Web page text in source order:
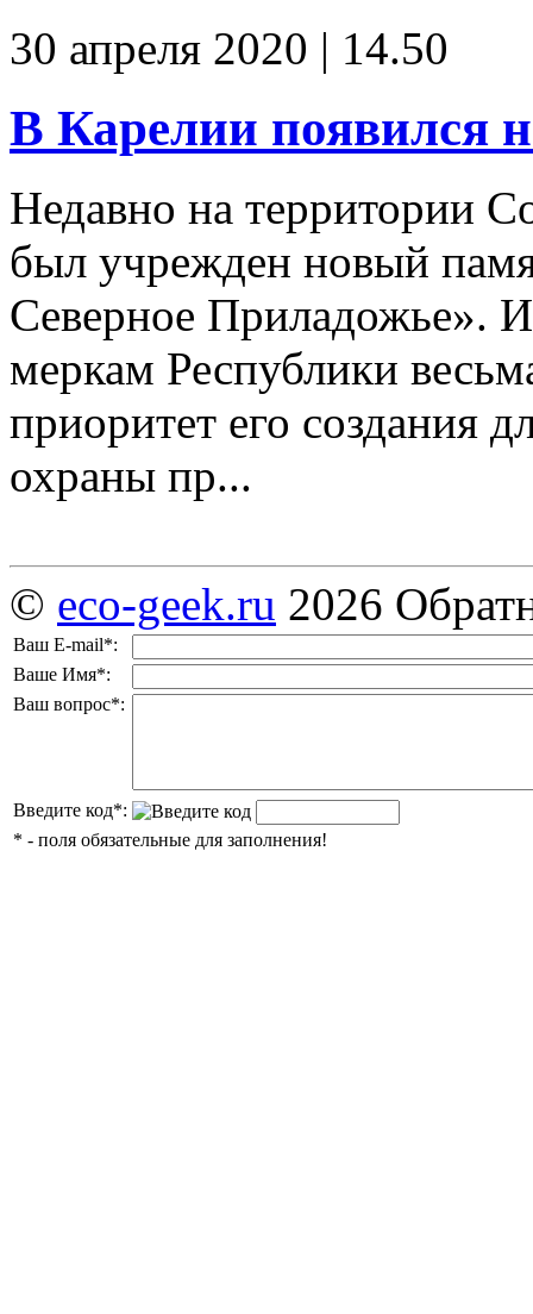
30 апреля 2020 | 14.50
В Карелии появился
Недавно на территории
был учрежден новый
Северное Приладожье».
меркам Республики
приоритет его создания
охраны пр...
© eco-geek.ru 2026
Ваш E-mail*:
Ваше Имя*:
Ваш вопрос*:
Введите код*:
* - поля обязательные для заполнения!